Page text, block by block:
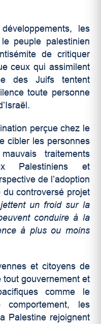
les
peuple palestinien
de critiquer
ceux qui assimilent
des Juifs tentent
toute personne
perçue chez le
cibler les personnes
traitements
Palestiniens et
de l’adoption
controversé projet
jettent un froid sur la
conduire à la
à plus ou moins
et citoyens de
gouvernement et
comme le
les
Palestine rejoignent